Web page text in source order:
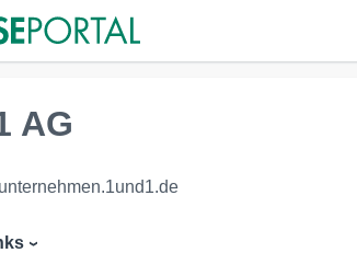
AG